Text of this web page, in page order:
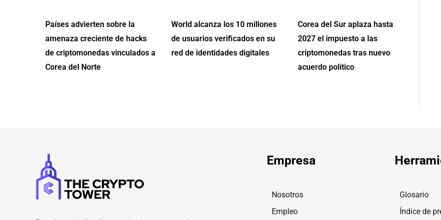
Países advierten sobre la
amenaza creciente de hacks
de criptomonedas vinculados a
Corea del Norte
World alcanza los 10 millones
de usuarios verificados en su
red de identidades digitales
Corea del Sur aplaza hasta
2027 el impuesto a las
criptomonedas tras nuevo
acuerdo político
Empresa
Nosotros
Empleo
Glosario
Índice de